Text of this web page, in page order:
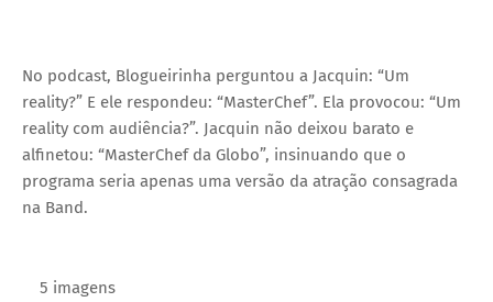
No podcast, Blogueirinha perguntou a Jacquin: “Um
reality?” E ele respondeu: “MasterChef”. Ela provocou: “Um
reality com audiência?”. Jacquin não deixou barato e
alfinetou: “MasterChef da Globo”, insinuando que o
programa seria apenas uma versão da atração consagrada
na Band.
5 imagens